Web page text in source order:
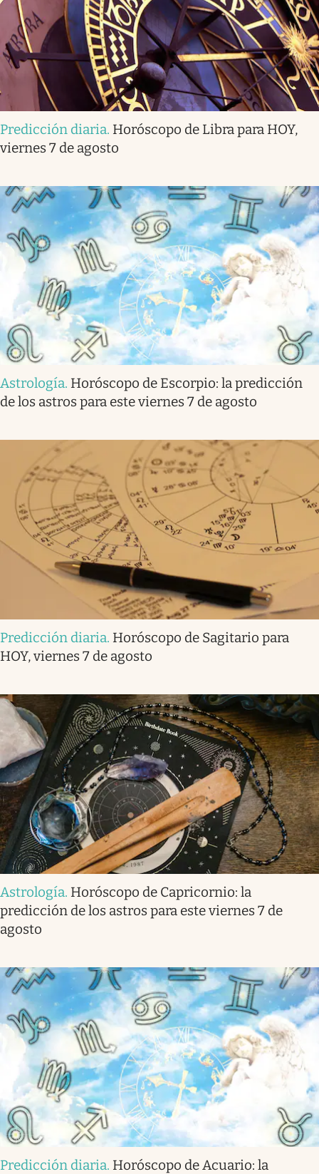
Predicción diaria. Horóscopo de Libra para HOY,
viernes 7 de agosto
Astrología. Horóscopo de Escorpio: la predicción
de los astros para este viernes 7 de agosto
Predicción diaria. Horóscopo de Sagitario para
HOY, viernes 7 de agosto
Astrología. Horóscopo de Capricornio: la
predicción de los astros para este viernes 7 de
agosto
Predicción diaria. Horóscopo de Acuario: la